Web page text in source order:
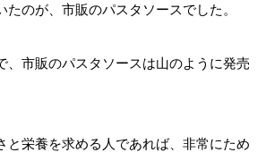
たのが、市販のパスタソースでした。
、市販のパスタソースは山のように発売
と栄養を求める人であれば、非常にため